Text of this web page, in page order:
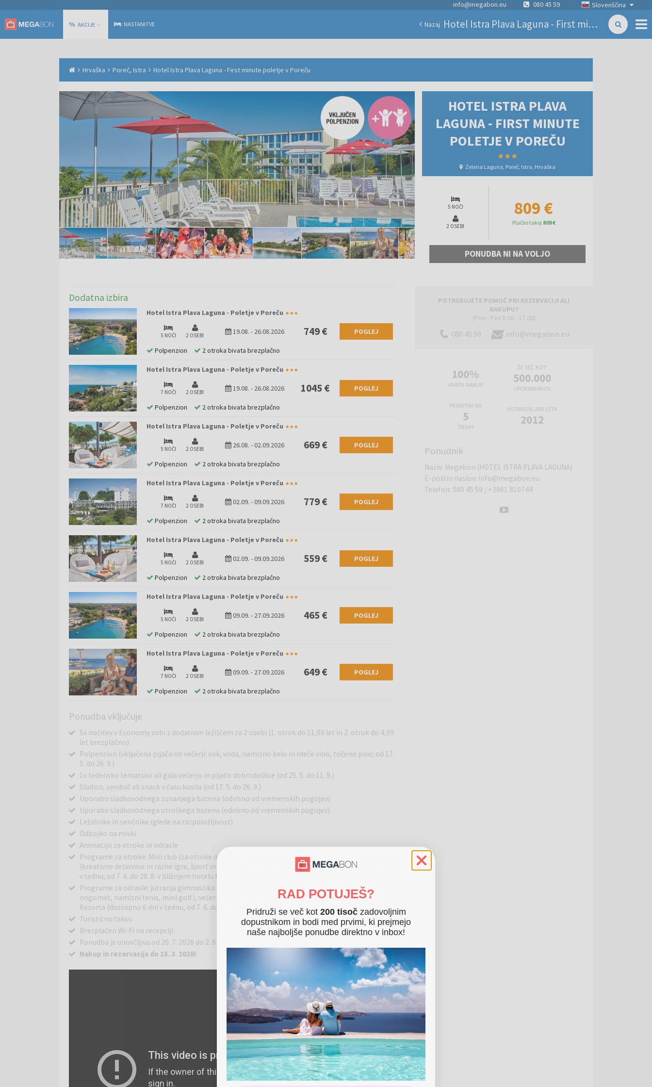
Slovenščina
info@megabon.eu 080 45 59
% AKCIJE NASTANITVE Nazaj Hotel Istra Plava Laguna - First minute poletje v Poreču
Hrvaška Poreč, Istra Hotel Istra Plava Laguna - First minute poletje v Poreču
HOTEL ISTRA PLAVA
LAGUNA - FIRST MINUTE
POLETJE V POREČU
Zelena Laguna, Poreč, Istra, Hrvaška
5 NOČI
2 OSEBI
809 €
Plačilo takoj 809 €
PONUDBA NI NA VOLJO
Dodatna izbira
Hotel Istra Plava Laguna - Poletje v Poreču
5 NOČI 2 OSEBI 19.08. - 26.08.2026 749 € POGLEJ
Polpenzion 2 otroka bivata brezplačno
Hotel Istra Plava Laguna - Poletje v Poreču
7 NOČI 2 OSEBI 19.08. - 26.08.2026 1045 € POGLEJ
Polpenzion 2 otroka bivata brezplačno
Hotel Istra Plava Laguna - Poletje v Poreču
5 NOČI 2 OSEBI 26.08. -02.09.2026 669 € POGLEJ
Polpenzion 2 otroka bivata brezplačno
Hotel Istra Plava Laguna - Poletje v Poreču
7 NOČI 2 OSEBI 02.09. -09.09.2026 779 € POGLEJ
Polpenzion 2 otroka bivata brezplačno
Hotel Istra Plava Laguna - Poletje v Poreču
5 NOČI 2 OSEBI 02.09. -09.09.2026 559 € POGLEJ
Polpenzion 2 otroka bivata brezplačno
Hotel Istra Plava Laguna - Poletje v Poreču
5 NOČI 2 OSEBI 09.09. - 27.09.2026 465 € POGLEJ
Polpenzion 2 otroka bivata brezplačno
Hotel Istra Plava Laguna - Poletje v Poreču
7 NOČI 2 OSEBI 09.09. - 27.09.2026 649 € POGLEJ
Polpenzion 2 otroka bivata brezplačno
Ponudba vključuje
5x nočitev v Economy sobi z dodatnim ležiščem za 2 osebi (1. otrok do 11,99 let in 2. otrok do 4,99
let brezplačno)
Polpenzion (vključena pijača ob večerji: sok, voda, namizno belo in rdeče vino, točeno pivo; od 17.
5. do 26. 9.)
1x tedensko tematsko ali gala večerjo in pijačo dobrodošlice (od 25. 5. do 11. 9.)
Sladico, sendvič ali snack v času kosila (od 17. 5. do 26. 9.)
Uporabo sladkovodnega zunanjega bazena (odvisno od vremenskih pogojev)
Uporabo sladkovodnega otroškega bazena (odvisno od vremenskih pogojev)
Ležalnike in senčnike (glede na razpoložljivost)
Odbojko na mivki
Animacijo za otroke in odrasle
Programe za otroke: Mini club (za otroke od 4 do 12 let) v jutranjih in popoldanskih terminih
(kreativne delavnice in razne igre, šport in podobno), večerni program za otroke (dostopno 6 dni
v tednu, od 7. 6. do 28. 8. v bližnjem hotelu Plavi)
Programe za odrasle: jutranja gimnastika ali vodna aerobika, športni turnirji (odbojka na mivki,
nogomet, namizni tenis, mini golf), večerni program, animacijski programi v središču Zelena
Resorta (dostopno 6 dni v tednu, od 7. 6. do 28. 8. v bližnjem hotelu Plavi)
Turistično takso
Brezplačen Wi-Fi na recepciji
Ponudba je unovčljiva od 20. 7. 2026 do 2. 8. 2026
Nakup in rezervacija do 15. 3. 2026!
POTREBUJETE POMOČ PRI REZERVACIJI ALI
NAKUPU?
(Pon - Pet 8.00 - 17.00)
080 45 59 info@megabon.eu
100%
VAREN NAKUP
ŽE VEČ KOT
500.000
UPORABNIKOV
PRISOTNI NA
5
TRGIH
USTANOVLJEN LETA
2012
Ponudnik
Naziv: Megabon (HOTEL ISTRA PLAVA LAGUNA)
E-poštni naslov: info@megabon.eu
Telefon: 080 45 59 / +3861 810744
RAD POTUJEŠ?
Pridruži se več kot 200 tisoč zadovoljnim
dopustnikom in bodi med prvimi, ki prejmejo
naše najboljše ponudbe direktno v inbox!